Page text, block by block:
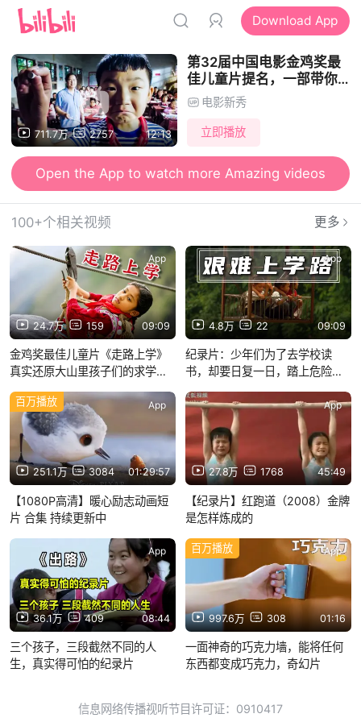
Download App
711.7万 2757 12:13
第32届中国电影金鸡奖最
佳儿童片提名，一部带你回
到童年的影片，真实且治
愈，时代需要这样的影片。
电影新秀
立即播放
Open the App to watch more Amazing videos
Open the App to send Danmu and watch videos together
100+个相关视频 更多
24.7万 159 09:09
App
金鸡奖最佳儿童片《走路上学》
真实还原大山里孩子们的求学之
4.8万 22 09:09
App
纪录片：少年们为了去学校读
书，却要日复一日，踏上危险的
251.1万 3084 01:29:57
百万播放 App
【1080P高清】暖心励志动画短
片 合集 持续更新中
27.8万 1768 45:49
App
【纪录片】红跑道（2008）金牌
是怎样炼成的
36.1万 409 08:44
App
三个孩子，三段截然不同的人
生，真实得可怕的纪录片
997.6万 308 01:16
百万播放 App
一面神奇的巧克力墙，能将任何
东西都变成巧克力，奇幻片
信息网络传播视听节目许可证：0910417